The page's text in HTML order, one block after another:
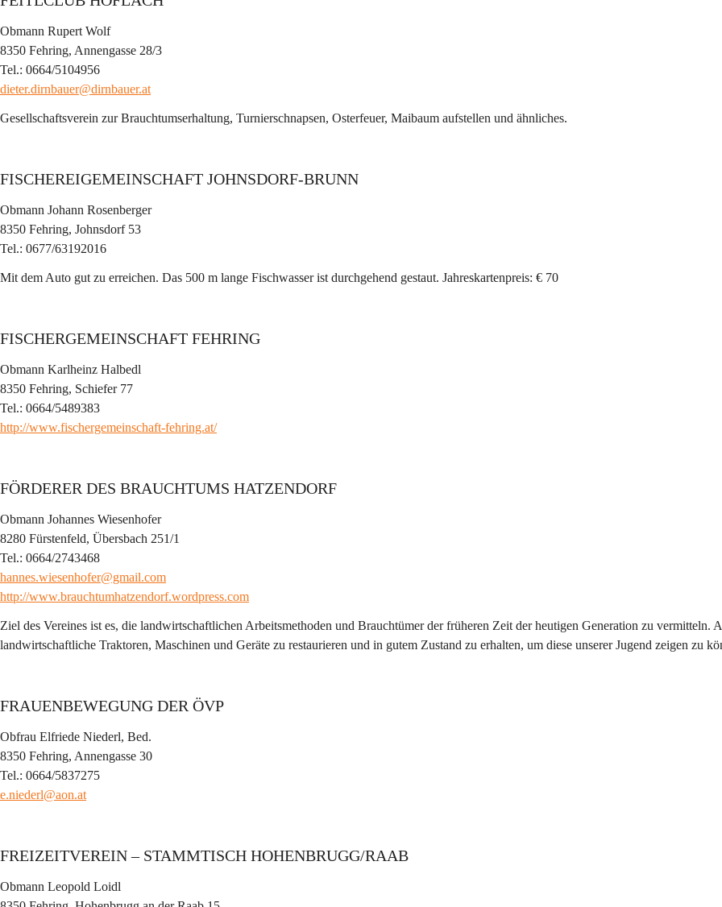
Obmann Rupert Wolf
8350 Fehring, Annengasse 28/3
Tel.: 0664/5104956
dieter.dirnbauer@dirnbauer.at
Gesellschaftsverein zur Brauchtumserhaltung, Turnierschnapsen, Osterfeuer, Maibaum aufstellen und ähnliches.
FISCHEREIGEMEINSCHAFT JOHNSDORF-BRUNN
Obmann Johann Rosenberger
8350 Fehring, Johnsdorf 53
Tel.: 0677/63192016
Mit dem Auto gut zu erreichen. Das 500 m lange Fischwasser ist durchgehend gestaut. Jahreskartenpreis: € 70
FISCHERGEMEINSCHAFT FEHRING
Obmann Karlheinz Halbedl
8350 Fehring, Schiefer 77
Tel.: 0664/5489383
http://www.fischergemeinschaft-fehring.at/
FÖRDERER DES BRAUCHTUMS HATZENDORF
Obmann Johannes Wiesenhofer
8280 Fürstenfeld, Übersbach 251/1
Tel.: 0664/2743468
hannes.wiesenhofer@gmail.com
http://www.brauchtumhatzendorf.wordpress.com
Ziel des Vereines ist es, die landwirtschaftlichen Arbeitsmethoden und Brauchtümer der früheren Zeit der heutigen Generation zu vermitteln.
landwirtschaftliche Traktoren, Maschinen und Geräte zu restaurieren und in gutem Zustand zu erhalten, um diese unserer Jugend zeigen zu
FRAUENBEWEGUNG DER ÖVP
Obfrau Elfriede Niederl, Bed.
8350 Fehring, Annengasse 30
Tel.: 0664/5837275
e.niederl@aon.at
FREIZEITVEREIN – STAMMTISCH HOHENBRUGG/RAAB
Obmann Leopold Loidl